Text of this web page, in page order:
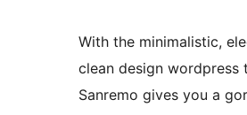
With the minimalistic,
clean design wordpress
Sanremo gives you a